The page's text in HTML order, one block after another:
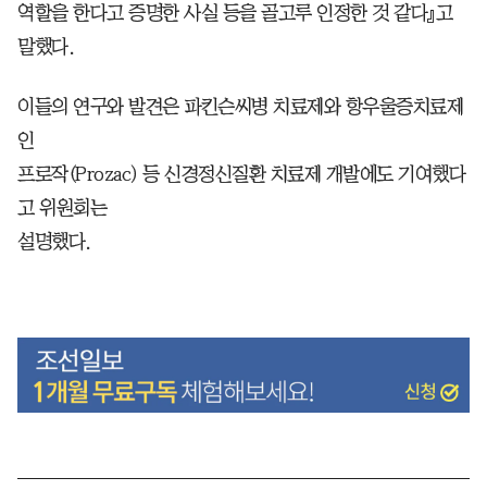
역할을 한다고 증명한 사실 등을 골고루 인정한 것 같다』고
말했다.
이들의 연구와 발견은 파킨슨씨병 치료제와 항우울증치료제
인
프로작(Prozac) 등 신경정신질환 치료제 개발에도 기여했다
고 위원회는
설명했다.